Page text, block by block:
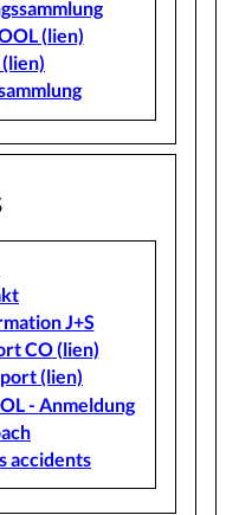
(lien)
J+S
CO (lien)
(lien)
- Anmeldung
accidents